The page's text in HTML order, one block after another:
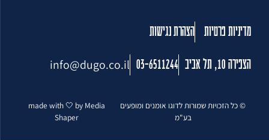
מדיניות פרטיות הצהרת נגישות
הצפירה 10, תל אביב 03-6511244
info@dugo.co.il
© כל הזכויות שמורות לדוגו אומנים ומופעים
בע"מ
made with 🤍 by Media
Shaper